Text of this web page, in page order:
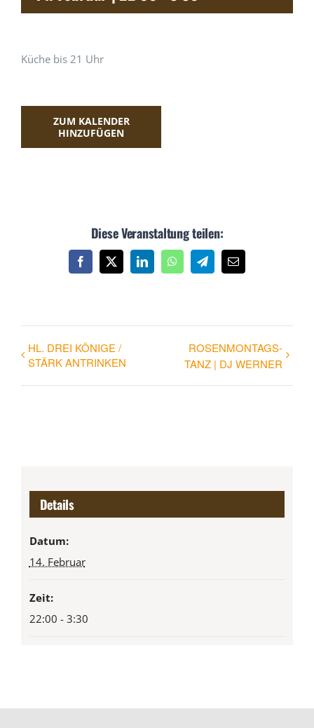
ÜBER UNS
FACEBOOK
INSTAGRAM
Küche bis 21 Uhr
ZUM KALENDER
HINZUFÜGEN
Diese Veranstaltung teilen:
Facebook
X LinkedInWhatsAppTelegram
E-
Mail
HL. DREI KÖNIGE /
STÄRK ANTRINKEN
ROSENMONTAGS-
TANZ | DJ WERNER
Details
Datum:
14. Februar
Zeit:
22:00 - 3:30